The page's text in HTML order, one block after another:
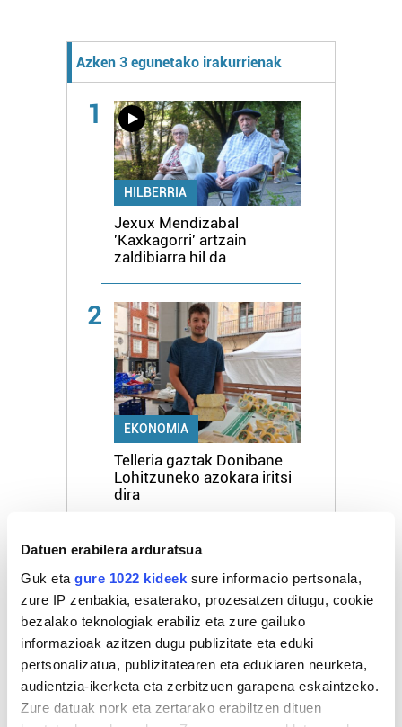
Datuen erabilera arduratsua
Guk eta gure 1022 kideek sure informacio pertsonala,
zure IP zenbakia, esaterako, prozesatzen ditugu, cookie
bezalako teknologiak erabiliz eta zure gailuko
informazioak azitzen dugu publizitate eta eduki
pertsonalizatua, publizitatearen eta edukiaren neurketa,
audientzia-ikerketa eta zerbitzuen garapena eskaintzeko.
Zure datuak nork eta zertarako erabiltzen dituen
Azken 3 egunetako irakurrienak
1
HILBERRIA
Jexux Mendizabal
'Kaxkagorri' artzain
zaldibiarra hil da
2
EKONOMIA
Telleria gaztak Donibane
Lohitzuneko azokara iritsi
dira
3
AISIA
Idiazabalen, abuzturako
plan ugari